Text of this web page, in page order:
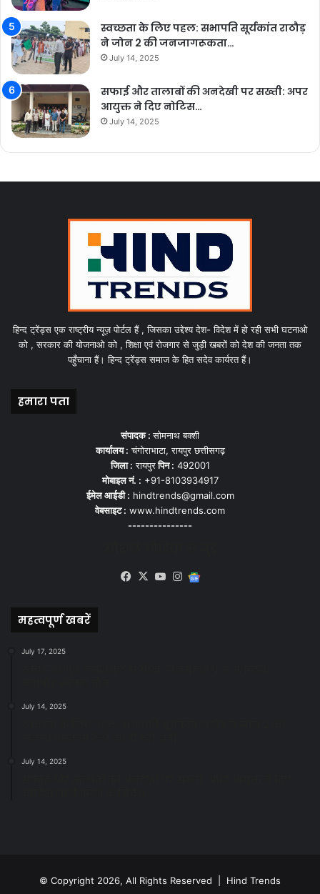
स्वच्छता के लिए पहल: सभापति सूर्यकांत राठौड़
ने जोन 2 की जनजागरूकता…
July 14, 2025
सफाई और तालाबों की अनदेखी पर सख्ती: अपर
आयुक्त ने दिए नोटिस…
July 14, 2025
हिन्द ट्रेंड्स एक राष्ट्रीय न्यूज़ पोर्टल हैं , जिसका उद्देश्य देश- विदेश में हो रही सभी घटनाओ
को , सरकार की योजनाओ को , शिक्षा एवं रोजगार से जुड़ी खबरों को देश की जनता तक
पहुँचाना हैं। हिन्द ट्रेंड्स समाज के हित सदेव कार्यरत हैं।
हमारा पता
संपादक :सोमनाथ बक्शी
कार्यालय : चंगोराभाटा, रायपुर छत्तीसगढ़
जिला : रायपुरपिन : 492001
मोबाइल नं. : +91-8103934917
ईमेल आईडी : hindtrends@gmail.com
वेबसाइट : www.hindtrends.com
---------------
Facebook
X YouTubeInstagram
महत्वपूर्ण खबरें
July 17, 2025
July 14, 2025
July 14, 2025
© Copyright 2026, All Rights Reserved | Hind Trends